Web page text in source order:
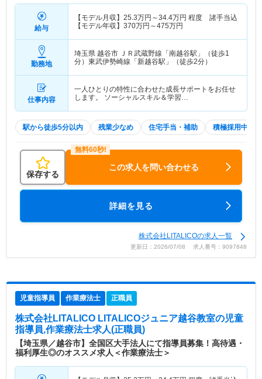
給与
【モデル月収】 25.3万円～34.4万円 程度 諸手当込
【モデル年収】 370万円～475万円
勤務地
埼玉県 越谷市 ＪＲ武蔵野線「南越谷駅」（徒歩1
分）東武伊勢崎線「新越谷駅」（徒歩2分）
仕事内容
一人ひとりの特性に合わせた成長サポートをお任せ
します。 ソーシャルスキル＆学習…
駅から徒歩5分以内 残業少なめ 住宅手当・補助 積極採用中
保存する
この求人を問い合わせる
詳細を見る
株式会社LITALICOの求人一覧
更新日：2026/07/08 求人番号：9097848
児童指導員 作業療法士 正職員
株式会社LITALICO LITALICOジュニア越谷教室の児童
指導員,作業療法士求人(正職員)
【埼玉県／越谷市】全国区大手法人にて指導員募集！高待遇・
福利厚生◎のオススメ求人＜作業療法士＞